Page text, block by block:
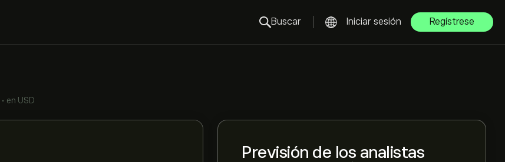
Buscar Iniciar sesión Regístrese
• en USD
Previsión de los analistas